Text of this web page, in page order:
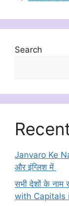
Search
Janvaro Ke
और इंग्लिश में
सभी देशों के नाम
with Capitals